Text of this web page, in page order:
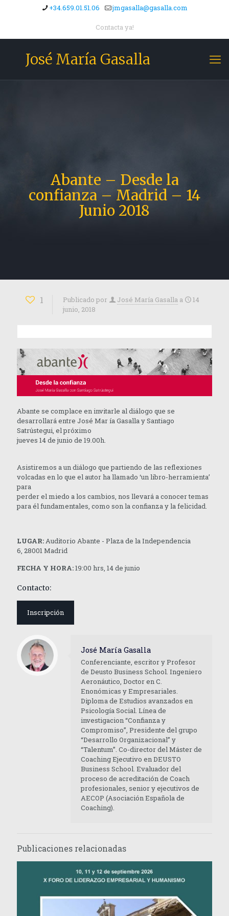
+34.659.01.51.06 jmgasalla@gasalla.com
Contacta ya!
José María Gasalla
Abante – Desde la
confianza – Madrid – 14
Junio 2018
1 Publicado por José María Gasalla a
14
junio, 2018
Abante se complace en invitarle al diálogo que se
desarrollará entre José Mar ía Gasalla y Santiago
Satrústegui, el próximo
jueves 14 de junio de 19.00h.
Asistiremos a un diálogo que partiendo de las reflexiones
volcadas en lo que el autor ha llamado ‘un libro-herramienta’
para
perder el miedo a los cambios, nos llevará a conocer temas
para él fundamentales, como son la confianza y la felicidad.
LUGAR:Auditorio Abante - Plaza de la Independencia
6, 28001 Madrid
FECHA Y HORA:19:00 hrs, 14 de junio
Contacto:
Inscripción
José María Gasalla
Conferenciante, escritor y Profesor
de Deusto Business School. Ingeniero
Aeronáutico, Doctor en C.
Enonómicas y Empresariales.
Diploma de Estudios avanzados en
Psicología Social. Línea de
investigacion “Confianza y
Compromiso”, Presidente del grupo
“Desarrollo Organizacional” y
“Talentum”. Co-director del Máster de
Coaching Ejecutivo en DEUSTO
Business School. Evaluador del
proceso de acreditación de Coach
profesionales, senior y ejecutivos de
AECOP (Asociación Española de
Coaching).
Publicaciones relacionadas